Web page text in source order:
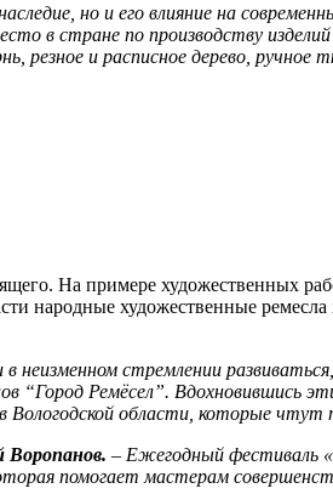
но и его влияние на
в стране по производству
резное и расписное дерево,
На примере художественных
народные художественные ремесла
неизменном стремлении
“Город Ремёсел”. Вдохновившись
области, которые чтут
Воропанов. – Ежегодный фестиваль
помогает мастерам